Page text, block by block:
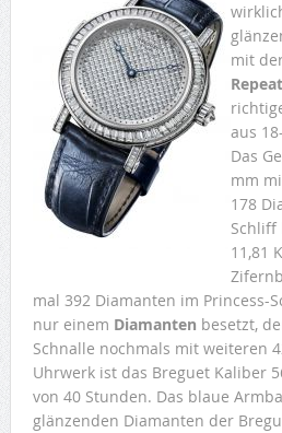
mit
aus
Das
mm
178
Schliff
11,81
mal 392 Diamanten im Princess-
nur einem Diamanten besetzt,
Schnalle nochmals mit weiteren
Uhrwerk ist das Breguet Kaliber
von 40 Stunden. Das blaue
glänzenden Diamanten der